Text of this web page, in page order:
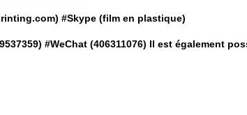
#Skype (film en plastique)
#WeChat (406311076) Il est également